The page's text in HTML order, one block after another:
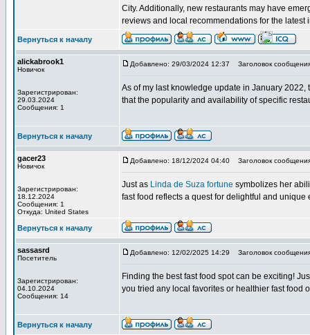
City. Additionally, new restaurants may have
reviews and local recommendations for the latest
Вернуться к началу
alickabrook1
Новичок
Зарегистрирован:
29.03.2024
Сообщения: 1
Добавлено: 29/03/2024 12:37 Заголовок
As of my last knowledge update in January
that the popularity and availability of specific
Вернуться к началу
gacer23
Новичок
Зарегистрирован:
18.12.2024
Сообщения: 1
Откуда: United States
Добавлено: 18/12/2024 04:40 Заголовок
Just as Linda de Suza fortune symbolizes her
fast food reflects a quest for delightful and unique
Вернуться к началу
sassasrd
Посетитель
Зарегистрирован:
04.10.2024
Сообщения: 14
Добавлено: 12/02/2025 14:29 Заголовок
Finding the best fast food spot can be exciting!
you tried any local favorites or healthier fast food
Вернуться к началу